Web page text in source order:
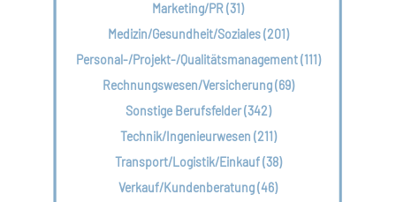
Marketing/PR (31)
Medizin/Gesundheit/Soziales (201)
Personal-/Projekt-/Qualitätsmanagement (111)
Rechnungswesen/Versicherung (69)
Sonstige Berufsfelder (342)
Technik/Ingenieurwesen (211)
Transport/Logistik/Einkauf (38)
Verkauf/Kundenberatung (46)